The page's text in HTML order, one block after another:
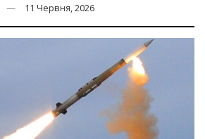
11 Червня, 2026